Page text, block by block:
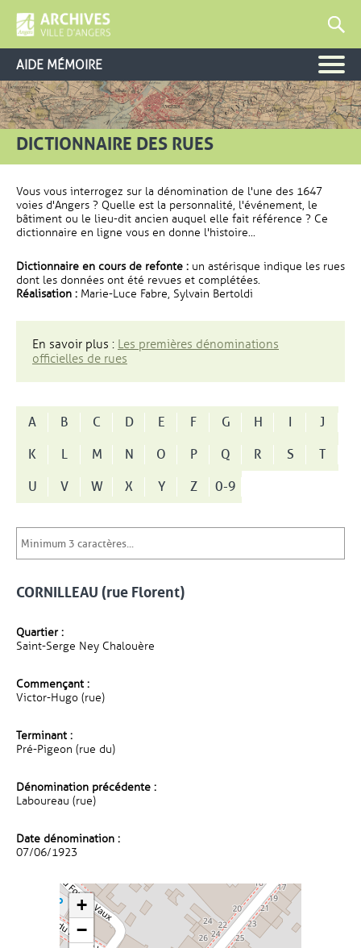
AIDE MÉMOIRE
DICTIONNAIRE DES RUES
Vous vous interrogez sur la dénomination de l'une des 1647
voies d'Angers ? Quelle est la personnalité, l'événement, le
bâtiment ou le lieu-dit ancien auquel elle fait référence ? Ce
dictionnaire en ligne vous en donne l'histoire...
Dictionnaire en cours de refonte : un astérisque indique les rues
dont les données ont été revues et complétées.
Réalisation : Marie-Luce Fabre, Sylvain Bertoldi
En savoir plus : Les premières dénominations
officielles de rues
A B C D E F G H I
J
K
L M N O P Q R S
T
U
V W X Y Z 0-9
CORNILLEAU (rue Florent)
Quartier :
Saint-Serge Ney Chalouère
Commençant :
Victor-Hugo (rue)
Terminant :
Pré-Pigeon (rue du)
Dénomination précédente :
Laboureau (rue)
Date dénomination :
07/06/1923
+
−